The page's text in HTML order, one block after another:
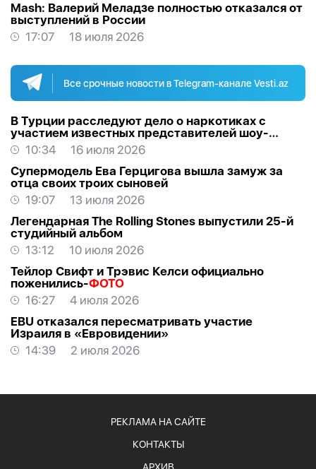
Mash: Валерий Меладзе полностью отказался от
выступлений в России
17:07
18 июля 2026
Все срочные новости в Telegram-канале Vesti.az
В Турции расследуют дело о наркотиках с
участием известных представителей шоу-
бизнеса
10:34
16 июля 2026
Супермодель Ева Герцигова вышла замуж за
отца своих троих сыновей
19:07
13 июля 2026
Легендарная The Rolling Stones выпустили 25-й
студийный альбом
13:12
10 июля 2026
Тейлор Свифт и Трэвис Келси официально
поженились-ФОТО
16:27
4 июля 2026
EBU отказался пересматривать участие
Израиля в «Евровидении»
14:39
2 июля 2026
РЕКЛАМА НА САЙТЕ
КОНТАКТЫ